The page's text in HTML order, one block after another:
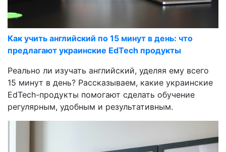
Как учить английский по 15 минут в день: что
предлагают украинские EdTech продукты
Реально ли изучать английский, уделяя ему всего
15 минут в день? Рассказываем, какие украинские
EdTech-продукты помогают сделать обучение
регулярным, удобным и результативным.